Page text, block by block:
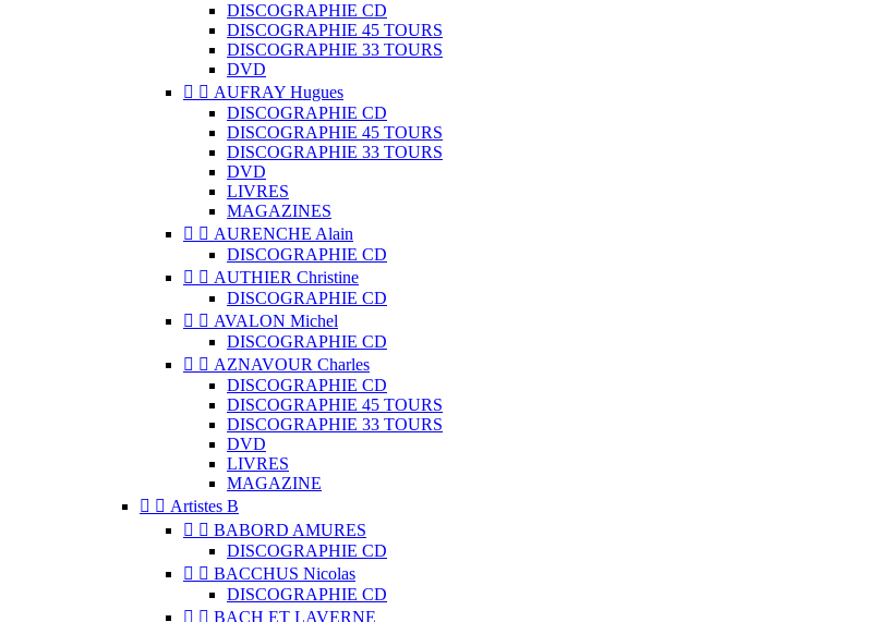
DISCOGRAPHIE CD
DISCOGRAPHIE 45 TOURS
DISCOGRAPHIE 33 TOURS
DVD
  AUFRAY Hugues
DISCOGRAPHIE CD
DISCOGRAPHIE 45 TOURS
DISCOGRAPHIE 33 TOURS
DVD
LIVRES
MAGAZINES
  AURENCHE Alain
DISCOGRAPHIE CD
  AUTHIER Christine
DISCOGRAPHIE CD
  AVALON Michel
DISCOGRAPHIE CD
  AZNAVOUR Charles
DISCOGRAPHIE CD
DISCOGRAPHIE 45 TOURS
DISCOGRAPHIE 33 TOURS
DVD
LIVRES
MAGAZINE
  Artistes B
  BABORD AMURES
DISCOGRAPHIE CD
  BACCHUS Nicolas
DISCOGRAPHIE CD
  BACH ET LAVERNE